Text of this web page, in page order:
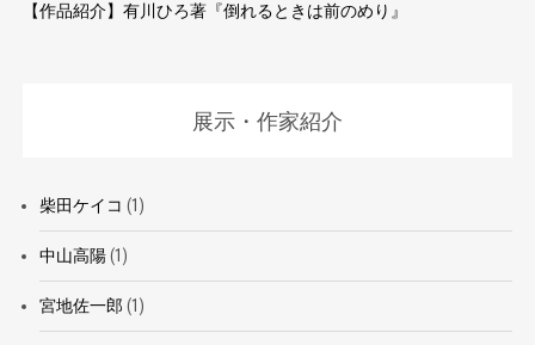
【作品紹介】有川ひろ著『倒れるときは前のめり』
展示・作家紹介
柴田ケイコ (1)
中山高陽(1)
宮地佐一郎 (1)